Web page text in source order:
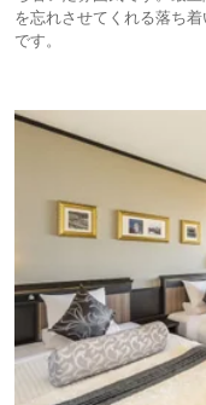
を忘れさせてくれる落ち
です。